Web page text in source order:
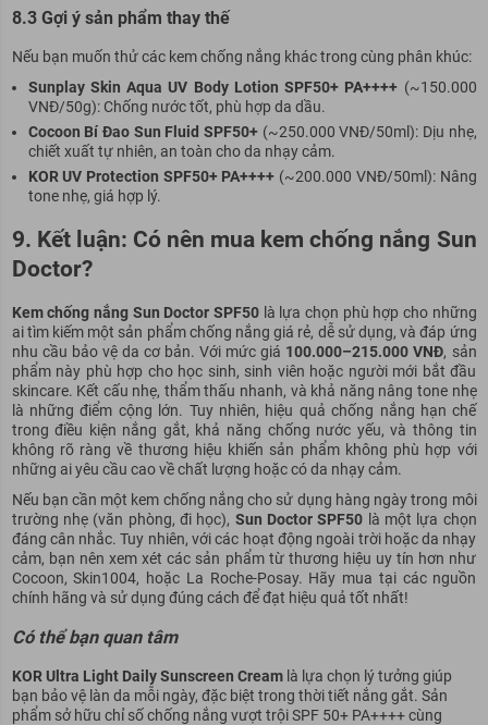
8.3 Gợi ý sản phẩm thay thế
Nếu bạn muốn thử các kem chống nắng khác trong cùng phân khúc:
Sunplay Skin Aqua UV Body Lotion SPF50+ PA++++ (~150.000
VNĐ/50g): Chống nước tốt, phù hợp da dầu.
Cocoon Bí Đao Sun Fluid SPF50+(~250.000 VNĐ/50ml): Dịu nhẹ,
chiết xuất tự nhiên, an toàn cho da nhạy cảm.
KOR UV Protection SPF50+ PA++++ (~200.000 VNĐ/50ml): Nâng
tone nhẹ, giá hợp lý.
9. Kết luận: Có nên mua kem chống nắng Sun
Doctor?
Kem chống nắng Sun Doctor SPF50là lựa chọn phù hợp cho những
ai tìm kiếm một sản phẩm chống nắng giá rẻ, dễ sử dụng, và đáp ứng
nhu cầu bảo vệ da cơ bản. Với mức giá 100.000–215.000 VNĐ, sản
phẩm này phù hợp cho học sinh, sinh viên hoặc người mới bắt đầu
skincare. Kết cấu nhẹ, thẩm thấu nhanh, và khả năng nâng tone nhẹ
là những điểm cộng lớn. Tuy nhiên, hiệu quả chống nắng hạn chế
trong điều kiện nắng gắt, khả năng chống nước yếu, và thông tin
không rõ ràng về thương hiệu khiến sản phẩm không phù hợp với
những ai yêu cầu cao về chất lượng hoặc có da nhạy cảm.
Nếu bạn cần một kem chống nắng cho sử dụng hàng ngày trong môi
trường nhẹ (văn phòng, đi học), Sun Doctor SPF50 là một lựa chọn
đáng cân nhắc. Tuy nhiên, với các hoạt động ngoài trời hoặc da nhạy
cảm, bạn nên xem xét các sản phẩm từ thương hiệu uy tín hơn như
Cocoon, Skin1004, hoặc La Roche-Posay. Hãy mua tại các nguồn
chính hãng và sử dụng đúng cách để đạt hiệu quả tốt nhất!
Có thể bạn quan tâm
KOR Ultra Light Daily Sunscreen Creamlà lựa chọn lý tưởng giúp
bạn bảo vệ làn da mỗi ngày, đặc biệt trong thời tiết nắng gắt. Sản
phẩm sở hữu chỉ số chống nắng vượt trội SPF 50+ PA++++ cùng